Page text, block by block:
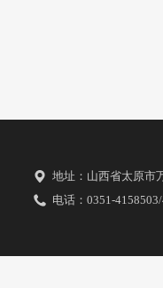
地址：山西省太原市
电话：0351-